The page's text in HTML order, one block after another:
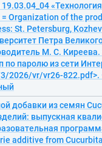
Organization of the
St. Petersburg,
Петра
М. С.
по паролю из сети
2026/vr/vr26-822.pdf>.
добавки из семян
выпускная
additive from